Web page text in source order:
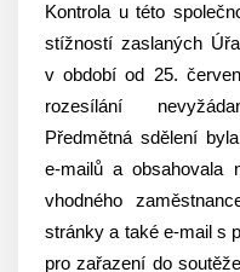
Kontrola u této
stížností zaslaných
v období od 25.
rozesílání
Předmětná sdělení
e-mailů a obsahovala
vhodného
stránky a také e-mail s
pro zařazení do